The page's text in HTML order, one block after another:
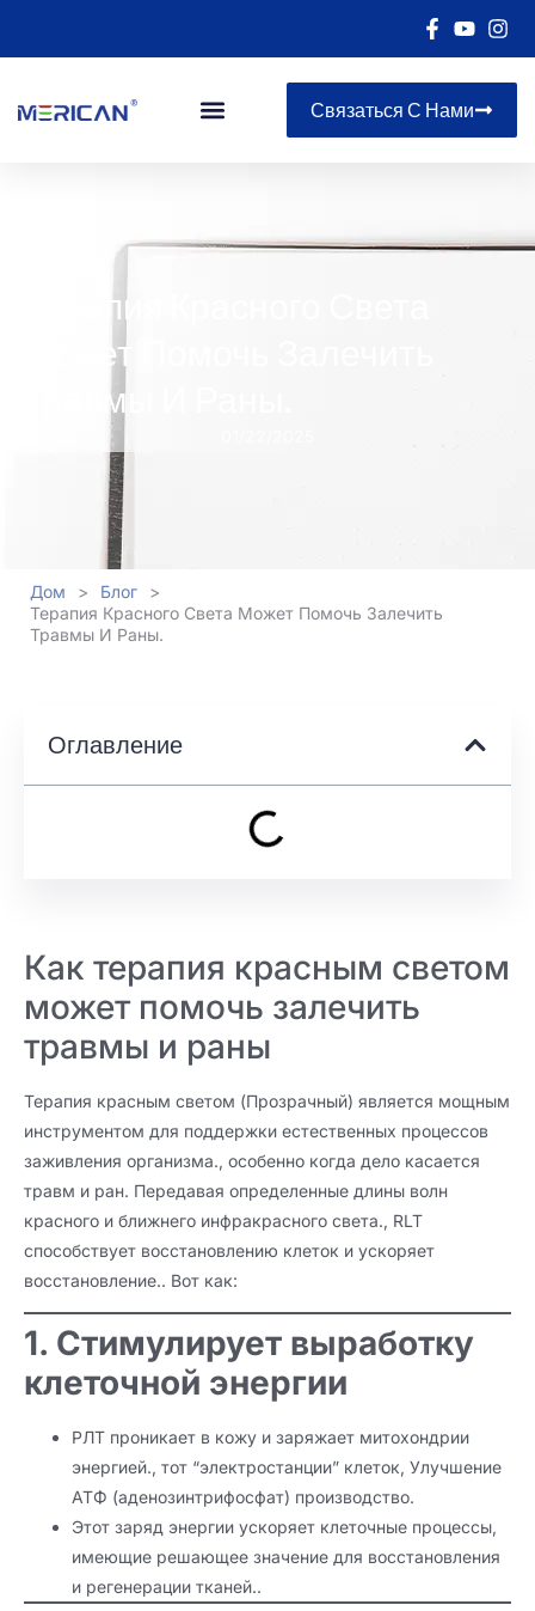
Связаться С Нами
Терапия Красного Света
Может Помочь Залечить
Травмы И Раны.
Дом > Блог
>
Терапия Красного Света Может Помочь Залечить
Травмы И Раны.
Оглавление
Как терапия красным светом
может помочь залечить
травмы и раны
Терапия красным светом (Прозрачный) является мощным
инструментом для поддержки естественных процессов
заживления организма., особенно когда дело касается
травм и ран. Передавая определенные длины волн
красного и ближнего инфракрасного света., RLT
способствует восстановлению клеток и ускоряет
восстановление.. Вот как:
1. Стимулирует выработку
клеточной энергии
РЛТ проникает в кожу и заряжает митохондрии
энергией., тот “электростанции” клеток, Улучшение
АТФ (аденозинтрифосфат) производство.
Этот заряд энергии ускоряет клеточные процессы,
имеющие решающее значение для восстановления
и регенерации тканей..